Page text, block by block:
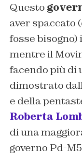
Questo
aver spaccato
fosse
mentre il
facendo più di
dimostrato
e della
Roberta
di una
governo Pd-